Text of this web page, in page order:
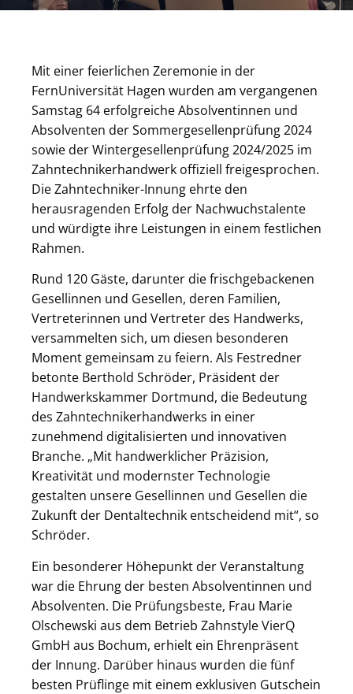
Mit einer feierlichen Zeremonie in der
FernUniversität Hagen wurden am vergangenen
Samstag 64 erfolgreiche Absolventinnen und
Absolventen der Sommergesellenprüfung 2024
sowie der Wintergesellenprüfung 2024/2025 im
Zahntechnikerhandwerk offiziell freigesprochen.
Die Zahntechniker-Innung ehrte den
herausragenden Erfolg der Nachwuchstalente
und würdigte ihre Leistungen in einem festlichen
Rahmen.
Rund 120 Gäste, darunter die frischgebackenen
Gesellinnen und Gesellen, deren Familien,
Vertreterinnen und Vertreter des Handwerks,
versammelten sich, um diesen besonderen
Moment gemeinsam zu feiern. Als Festredner
betonte Berthold Schröder, Präsident der
Handwerkskammer Dortmund, die Bedeutung
des Zahntechnikerhandwerks in einer
zunehmend digitalisierten und innovativen
Branche. „Mit handwerklicher Präzision,
Kreativität und modernster Technologie
gestalten unsere Gesellinnen und Gesellen die
Zukunft der Dentaltechnik entscheidend mit“, so
Schröder.
Ein besonderer Höhepunkt der Veranstaltung
war die Ehrung der besten Absolventinnen und
Absolventen. Die Prüfungsbeste, Frau Marie
Olschewski aus dem Betrieb Zahnstyle VierQ
GmbH aus Bochum, erhielt ein Ehrenpräsent
der Innung. Darüber hinaus wurden die fünf
besten Prüflinge mit einem exklusiven Gutschein